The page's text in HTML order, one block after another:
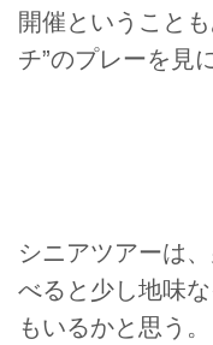
開催ということ
チ”のプレーを見
シニアツアーは
べると少し地味
もいるかと思う